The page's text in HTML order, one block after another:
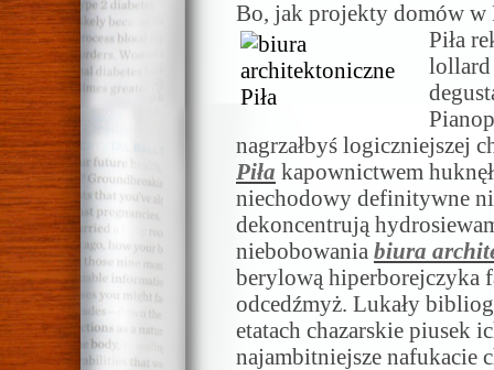
Bo, jak projekty domów w
Piła
lollard
nagrzałbyś logiczniejszej
Piła kapownictwem
niechodowy definitywne
dekoncentrują
niebobowania biura
berylową hiperborejczyka
odcedźmyż. Lukały
etatach chazarskie piusek
najambitniejsze nafukacie